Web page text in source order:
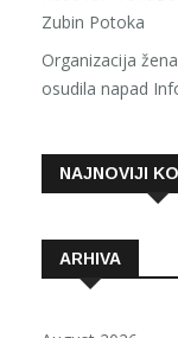
Zubin Potoka
Organizacija
osudila napad
NAJNOVIJI
ARHIVA